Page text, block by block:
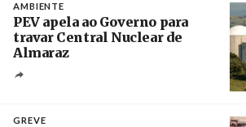
AMBIENTE
PEV apela ao Governo para
travar Central Nuclear de
Almaraz
GREVE